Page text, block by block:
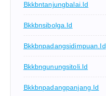
Bkkbntanjungbalai.id
Bkkbnsibolga.id
Bkkbnpadangsidimpuan.id
Bkkbngunungsitoli.id
Bkkbnpadangpanjang.id